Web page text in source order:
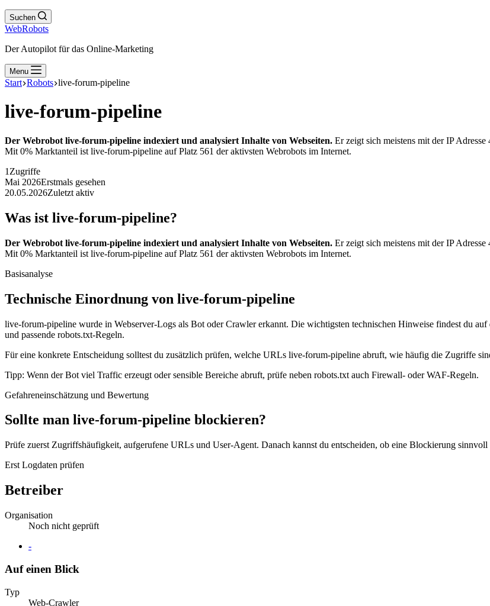
Suchen
WebRobots
Der Autopilot für das Online-Marketing
Menu
Start Robots live-forum-pipeline
live-forum-pipeline
Der Webrobot live-forum-pipeline indexiert und analysiert Inhalte von Webseiten. Er zeigt sich meistens mit der IP
Mit 0% Marktanteil ist live-forum-pipeline auf Platz 561 der aktivsten Webrobots im Internet.
1 Zugriffe
Mai 2026Erstmals gesehen
20.05.2026Zuletzt aktiv
Was ist live-forum-pipeline?
Der Webrobot live-forum-pipeline indexiert und analysiert Inhalte von Webseiten. Er zeigt sich meistens mit der IP
Mit 0% Marktanteil ist live-forum-pipeline auf Platz 561 der aktivsten Webrobots im Internet.
Basisanalyse
Technische Einordnung von live-forum-pipeline
live-forum-pipeline wurde in Webserver-Logs als Bot oder Crawler erkannt. Die wichtigsten technischen Hinweise findest du
und passende robots.txt-Regeln.
Für eine konkrete Entscheidung solltest du zusätzlich prüfen, welche URLs live-forum-pipeline abruft, wie häufig die Zugriffe
Tipp: Wenn der Bot viel Traffic erzeugt oder sensible Bereiche abruft, prüfe neben robots.txt auch Firewall- oder WAF-Regeln.
Gefahreneinschätzung und Bewertung
Sollte man live-forum-pipeline blockieren?
Prüfe zuerst Zugriffshäufigkeit, aufgerufene URLs und User-Agent. Danach kannst du entscheiden, ob eine Blockierung sinnvoll
Erst Logdaten prüfen
Betreiber
Organisation
Noch nicht geprüft
Website
-
Auf einen Blick
Typ
Web-Crawler